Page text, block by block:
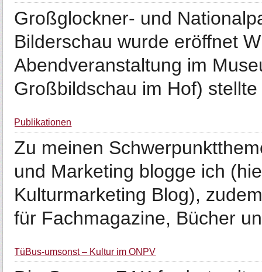
Großglockner- und
Bilderschau wurde eröffnet
Abendveranstaltung im
Großbildschau im Hof) stellte
Publikationen
Zu meinen
und Marketing blogge ich
Kulturmarketing Blog),
für Fachmagazine, Bücher
TüBus-umsonst – Kultur im ÖNPV